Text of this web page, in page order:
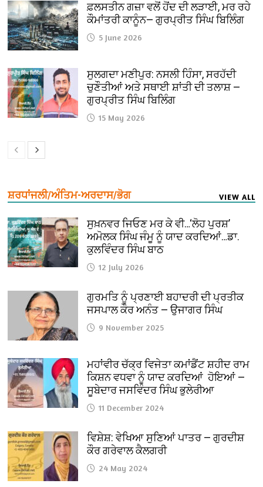
ਫ਼ਲਸਤੀਨ ਗਜ਼ਾ ਵਲੋਂ ਹੋਂਦ ਦੀ ਲੜਾਈ, ਮਰ ਰਹੇ
ਕੌਮਾਂਤਰੀ ਕਾਨੂੰਨ— ਗੁਰਪ੍ਰੀਤ ਸਿੰਘ ਬਿਲਿੰਗ
5 June 2026
ਸੁਲਗਦਾ ਮਣੀਪੁਰ: ਨਸਲੀ ਹਿੰਸਾ, ਸਰਹੱਦੀ
ਚੁਣੌਤੀਆਂ ਅਤੇ ਸਥਾਈ ਸ਼ਾਂਤੀ ਦੀ ਤਲਾਸ਼ —
ਗੁਰਪ੍ਰੀਤ ਸਿੰਘ ਬਿਲਿੰਗ
15 May 2026
ਸ਼ਰਧਾਂਜਲੀ/ਅੰਤਿਮ-ਅਰਦਾਸ/ਭੋਗ VIEW ALL
ਸੁਖ਼ਨਵਰ ਜਿਓਣ ਮਰ ਕੇ ਵੀ…‘ਲੋਹ ਪੁਰਸ਼’
ਅਮੋਲਕ ਸਿੰਘ ਜੰਮੂ ਨੂੰ ਯਾਦ ਕਰਦਿਆਂ…ਡਾ.
ਕੁਲਵਿੰਦਰ ਸਿੰਘ ਬਾਠ
12 July 2026
ਗੁਰਮਤਿ ਨੂੰ ਪ੍ਰਣਾਈ ਬਹਾਦਰੀ ਦੀ ਪ੍ਰਤੀਕ
ਜਸਪਾਲ ਕੌਰ ਅਨੰਤ — ਉਜਾਗਰ ਸਿੰਘ
9 November 2025
ਮਹਾਂਵੀਰ ਚੱਕ੍ਰ ਵਿਜੇਤਾ ਕਮਾਂਡੈਂਟ ਸ਼ਹੀਦ ਰਾਮ
ਕਿਸ਼ਨ ਵਧਵਾ ਨੂੰ ਯਾਦ ਕਰਦਿਆਂ ਹੋਇਆਂ —
ਸੂਬੇਦਾਰ ਜਸਵਿੰਦਰ ਸਿੰਘ ਭੁਲੇਰੀਆ
11 December 2024
ਵਿਸ਼ੇਸ਼: ਵੇਖਿਆ ਸੁਣਿਆਂ ਪਾਤਰ — ਗੁਰਦੀਸ਼
ਕੌਰ ਗਰੇਵਾਲ ਕੈਲਗਰੀ
24 May 2024